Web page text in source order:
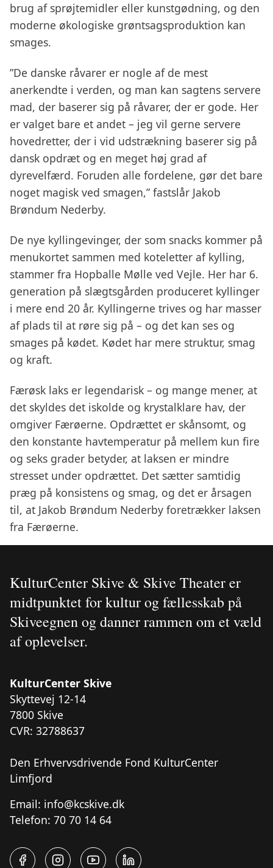
brug af sprøjtemidler eller kunstgødning, og den
moderne økologiske grøntsagsproduktion kan
smages.
”De danske råvarer er nogle af de mest
anerkendte i verden, og man kan sagtens servere
mad, der baserer sig på råvarer, der er gode. Her
er valget bare et andet – jeg vil gerne servere
hovedretter, der i vid udstrækning baserer sig på
dansk opdræt og en meget høj grad af
dyrevelfærd. Foruden alle fordelene, gør det bare
noget magisk ved smagen,” fastslår Jakob
Brøndum Nederby.
De nye kyllingevinger, der som snacks kommer på
menukortet sammen med koteletter af kylling,
stammer fra Hopballe Mølle ved Vejle. Her har 6.
generation på slægtsgården produceret kyllinger
i mere end 20 år. Kyllingerne trives og har masser
af plads til at røre sig på – og det kan ses og
smages på kødet. Kødet har mere struktur, smag
og kraft.
Færøsk laks er legendarisk – og mange mener, at
det skyldes det iskolde og krystalklare hav, der
omgiver Færøerne. Opdrættet er skånsomt, og
den konstante havtemperatur på mellem kun fire
og seks grader betyder, at laksen er mindre
stresset under opdrættet. Det sætter samtidig
præg på konsistens og smag, og det er årsagen
til, at Jakob Brøndum Nederby foretrækker laksen
fra Færøerne.
KulturCenter Skive & Skive Theater er
midtpunktet for kultur og fællesskab på
Skiveegnen og danner rammen om et væld
af oplevelser.
KulturCenter Skive
Skyttevej 12-14
7800 Skive
CVR: 32788637
Den Erhvervsdrivende Fond KulturCenter
Limfjord
Email: info@kcskive.dk
Telefon: 70 70 14 64